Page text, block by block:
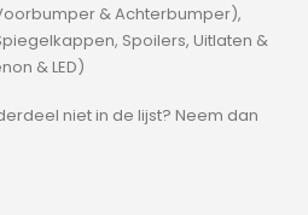
& Achterbumper),
Spoilers, Uitlaten &
& LED)
niet in de lijst? Neem dan